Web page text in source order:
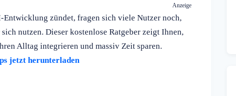
Anzeige
zündet, fragen sich viele Nutzer noch,
nutzen. Dieser kostenlose Ratgeber zeigt Ihnen,
Alltag integrieren und massiv Zeit sparen.
jetzt herunterladen